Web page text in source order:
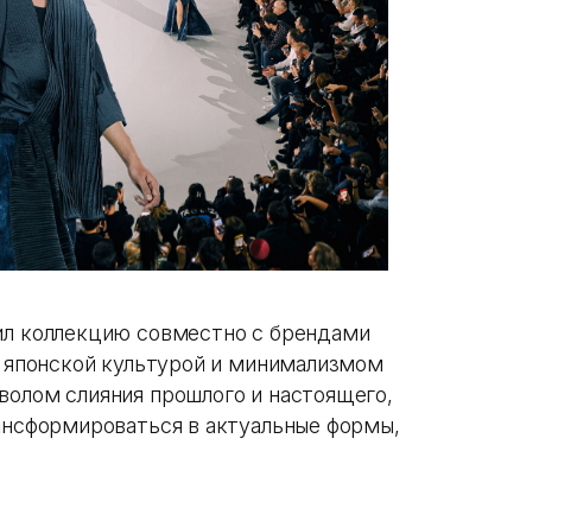
коллекцию совместно с брендами
культурой и минимализмом
слияния прошлого и настоящего,
в актуальные формы,